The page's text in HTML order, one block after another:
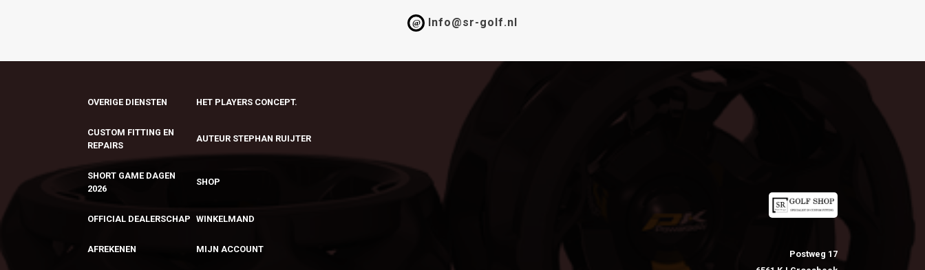
@ Info@sr-golf.nl
OVERIGE DIENSTEN HET PLAYERS CONCEPT.
CUSTOM FITTING EN
REPAIRS
AUTEUR STEPHAN RUIJTER
SHORT GAME DAGEN
2026
SHOP
OFFICIAL DEALERSCHAP WINKELMAND
AFREKENEN MIJN ACCOUNT
Postweg 17